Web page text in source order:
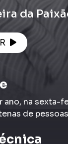
da
ano, na sexta-
de